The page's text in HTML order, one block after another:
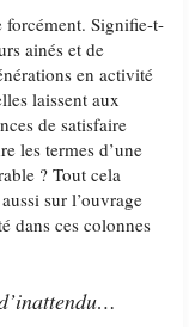
forcément. Signifie-t-
ainés et de
en activité
laissent aux
de satisfaire
les termes d’une
? Tout cela
sur l’ouvrage
dans ces colonnes